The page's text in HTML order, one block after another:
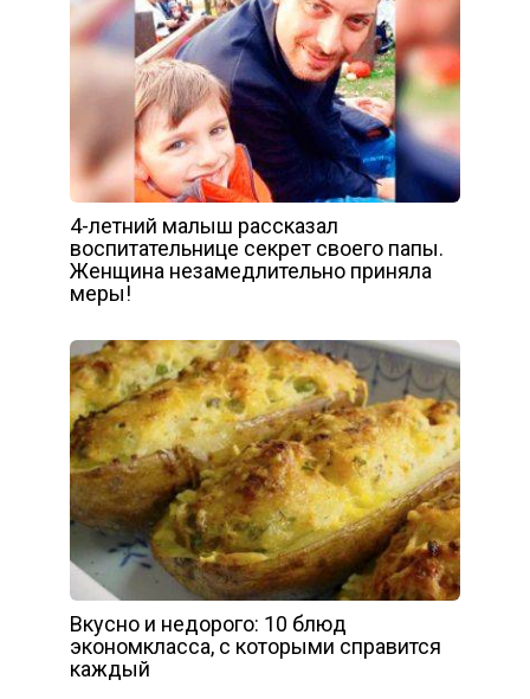
4-летний малыш рассказал
воспитательнице секрет своего папы.
Женщина незамедлительно приняла
меры!
Вкусно и недорого: 10 блюд
экономкласса, с которыми справится
каждый